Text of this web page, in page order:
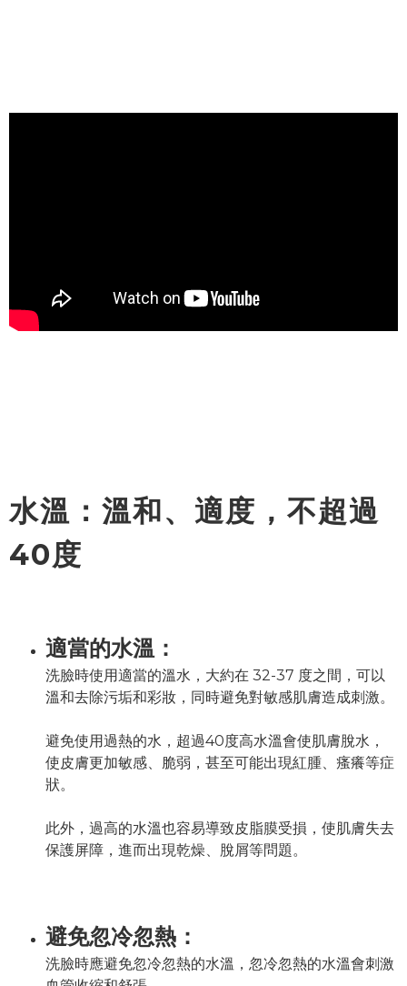
水溫：溫和、適度，不超過
40度
適當的水溫：
洗臉時使用適當的溫水，大約在 32-37 度之間，可以
溫和去除污垢和彩妝，同時避免對敏感肌膚造成刺激。
避免使用過熱的水，超過40度高水溫會使肌膚脫水，
使皮膚更加敏感、脆弱，甚至可能出現紅腫、瘙癢等症
狀。
此外，過高的水溫也容易導致皮脂膜受損，使肌膚失去
保護屏障，進而出現乾燥、脫屑等問題。
避免忽冷忽熱：
洗臉時應避免忽冷忽熱的水溫，忽冷忽熱的水溫會刺激